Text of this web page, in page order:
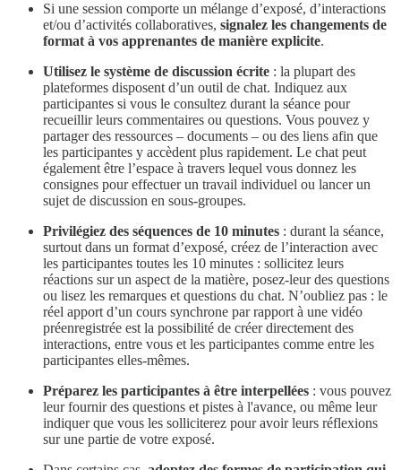
Si une session comporte un mélange d’exposé, d’interactions
et/ou d’activités collaboratives, signalez les changements de
format à vos apprenantes de manière explicite.
Utilisez le système de discussion écrite : la plupart des
plateformes disposent d’un outil de chat. Indiquez aux
participantes si vous le consultez durant la séance pour
recueillir leurs commentaires ou questions. Vous pouvez y
partager des ressources – documents – ou des liens afin que
les participantes y accèdent plus rapidement. Le chat peut
également être l’espace à travers lequel vous donnez les
consignes pour effectuer un travail individuel ou lancer un
sujet de discussion en sous-groupes.
Privilégiez des séquences de 10 minutes : durant la séance,
surtout dans un format d’exposé, créez de l’interaction avec
les participantes toutes les 10 minutes : sollicitez leurs
réactions sur un aspect de la matière, posez-leur des questions
ou lisez les remarques et questions du chat. N’oubliez pas : le
réel apport d’un cours synchrone par rapport à une vidéo
préenregistrée est la possibilité de créer directement des
interactions, entre vous et les participantes comme entre les
participantes elles-mêmes.
Préparez les participantes à être interpellées : vous pouvez
leur fournir des questions et pistes à l'avance, ou même leur
indiquer que vous les solliciterez pour avoir leurs réflexions
sur une partie de votre exposé.